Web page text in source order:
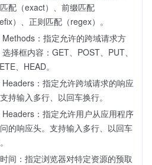
配（exact）、前缀匹配
）、正则匹配（regex）。
Methods：指定允许的跨域请求方
择框内容：GET、POST、PUT、
、HEAD。
Headers：指定允许跨域请求的响应
持输入多行、以回车换行。
Headers：指定允许用户从应用程序
的响应头。支持输入多行、以回车
间：指定浏览器对特定资源的预取